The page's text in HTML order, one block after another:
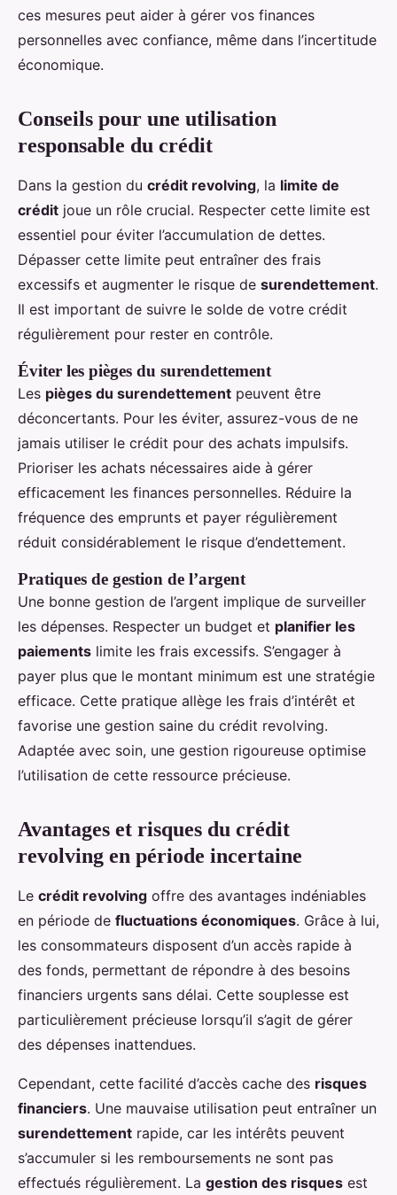
ces mesures peut aider à gérer vos finances
personnelles avec confiance, même dans l’incertitude
économique.
Conseils pour une utilisation
responsable du crédit
Dans la gestion du crédit revolving, la limite de
crédit joue un rôle crucial. Respecter cette limite est
essentiel pour éviter l’accumulation de dettes.
Dépasser cette limite peut entraîner des frais
excessifs et augmenter le risque de surendettement.
Il est important de suivre le solde de votre crédit
régulièrement pour rester en contrôle.
Éviter les pièges du surendettement
Les pièges du surendettement peuvent être
déconcertants. Pour les éviter, assurez-vous de ne
jamais utiliser le crédit pour des achats impulsifs.
Prioriser les achats nécessaires aide à gérer
efficacement les finances personnelles. Réduire la
fréquence des emprunts et payer régulièrement
réduit considérablement le risque d’endettement.
Pratiques de gestion de l’argent
Une bonne gestion de l’argent implique de surveiller
les dépenses. Respecter un budget et planifier les
paiements limite les frais excessifs. S’engager à
payer plus que le montant minimum est une stratégie
efficace. Cette pratique allège les frais d’intérêt et
favorise une gestion saine du crédit revolving.
Adaptée avec soin, une gestion rigoureuse optimise
l’utilisation de cette ressource précieuse.
Avantages et risques du crédit
revolving en période incertaine
Le crédit revolving offre des avantages indéniables
en période de fluctuations économiques. Grâce à lui,
les consommateurs disposent d’un accès rapide à
des fonds, permettant de répondre à des besoins
financiers urgents sans délai. Cette souplesse est
particulièrement précieuse lorsqu’il s’agit de gérer
des dépenses inattendues.
Cependant, cette facilité d’accès cache des risques
financiers. Une mauvaise utilisation peut entraîner un
surendettement rapide, car les intérêts peuvent
s’accumuler si les remboursements ne sont pas
effectués régulièrement. La gestion des risques est